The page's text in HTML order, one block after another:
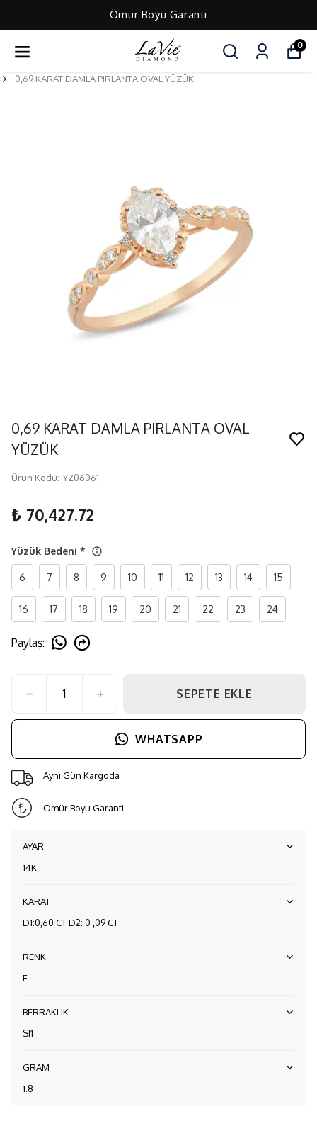
Ömür Boyu Garanti
0
0,69 KARAT DAMLA PIRLANTA OVAL YÜZÜK
0,69 KARAT DAMLA PIRLANTA OVAL
YÜZÜK
Ürün Kodu: YZ06061
₺ 70,427.72
Yüzük Bedeni *
6 7 8 9 10 11 12 13 14 15
16 17 18 19 20 21 22 23 24
Paylaş:
SEPETE EKLE
WHATSAPP
Aynı Gün Kargoda
Ömür Boyu Garanti
AYAR
14K
KARAT
D1:0,60 CT D2: 0 ,09 CT
RENK
E
BERRAKLIK
SI1
GRAM
1.8